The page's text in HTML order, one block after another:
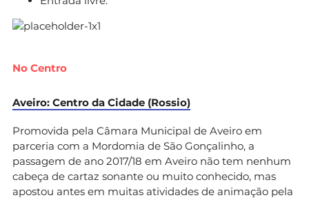
No Centro
Aveiro: Centro da Cidade (Rossio)
Promovida pela Câmara Municipal de Aveiro em
parceria com a Mordomia de São Gonçalinho, a
passagem de ano 2017/18 em Aveiro não tem nenhum
cabeça de cartaz sonante ou muito conhecido, mas
apostou antes em muitas atividades de animação pela